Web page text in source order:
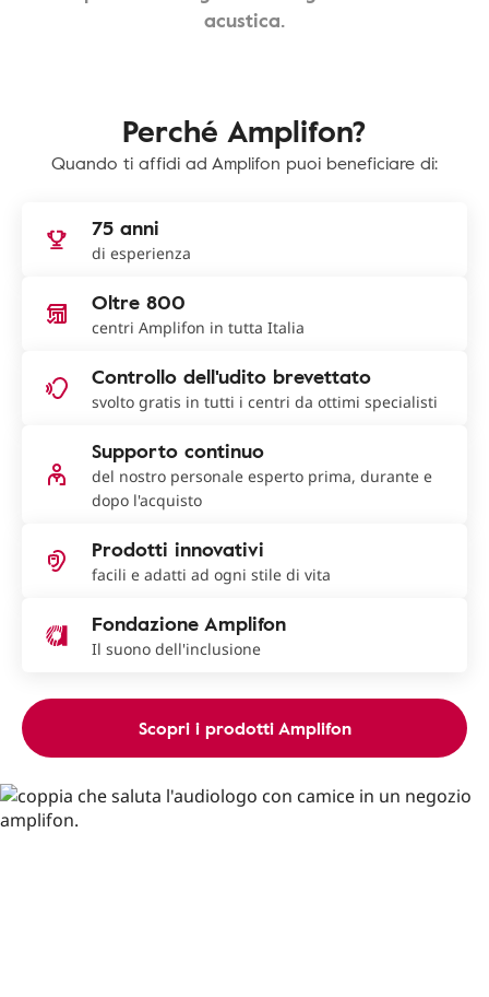
acustica.
Perché Amplifon?
Quando ti affidi ad Amplifon puoi beneficiare di:
75 anni
di esperienza
Oltre 800
centri Amplifon in tutta Italia
Controllo dell'udito brevettato
svolto gratis in tutti i centri da ottimi specialisti
Supporto continuo
del nostro personale esperto prima, durante e
dopo l'acquisto
Prodotti innovativi
facili e adatti ad ogni stile di vita
Fondazione Amplifon
Il suono dell'inclusione
Scopri i prodotti Amplifon